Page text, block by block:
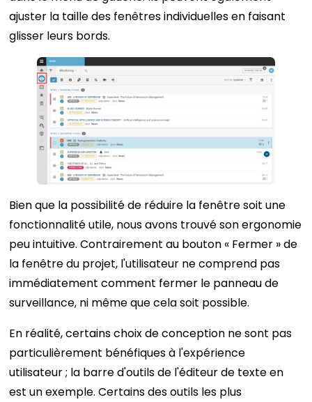
ajuster la taille des fenêtres individuelles en faisant
glisser leurs bords.
Bien que la possibilité de réduire la fenêtre soit une
fonctionnalité utile, nous avons trouvé son ergonomie
peu intuitive. Contrairement au bouton « Fermer » de
la fenêtre du projet, l'utilisateur ne comprend pas
immédiatement comment fermer le panneau de
surveillance, ni même que cela soit possible.
En réalité, certains choix de conception ne sont pas
particulièrement bénéfiques à l'expérience
utilisateur ; la barre d'outils de l'éditeur de texte en
est un exemple. Certains des outils les plus